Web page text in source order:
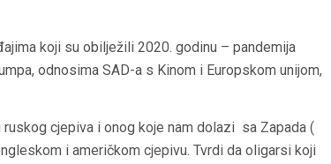
koji su obilježili 2020. godinu – pandemija
odnosima SAD-a s Kinom i Europskom unijom,
cjepiva i onog koje nam dolazi sa Zapada (
i američkom cjepivu. Tvrdi da oligarsi koji